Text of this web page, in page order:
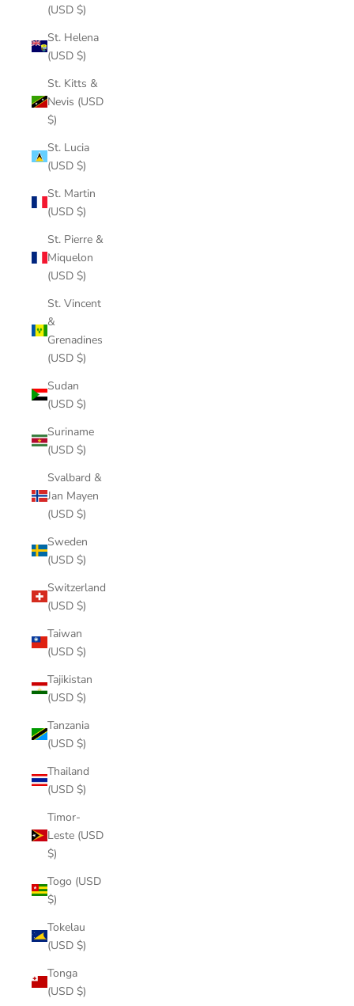
(USD $)
St. Helena
(USD $)
St. Kitts &
Nevis (USD
$)
St. Lucia
(USD $)
St. Martin
(USD $)
St. Pierre &
Miquelon
(USD $)
St. Vincent
&
Grenadines
(USD $)
Sudan
(USD $)
Suriname
(USD $)
Svalbard &
Jan Mayen
(USD $)
Sweden
(USD $)
Switzerland
(USD $)
Taiwan
(USD $)
Tajikistan
(USD $)
Tanzania
(USD $)
Thailand
(USD $)
Timor-
Leste (USD
$)
Togo (USD
$)
Tokelau
(USD $)
Tonga
(USD $)